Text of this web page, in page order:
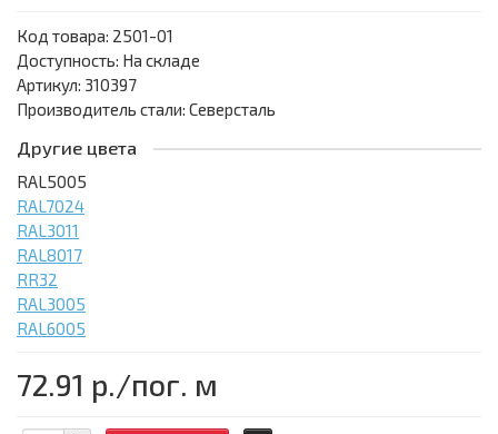
Код товара: 2501-01
Доступность: На складе
Артикул: 310397
Производитель стали: Северсталь
Другие цвета
RAL5005
RAL7024
RAL3011
RAL8017
RR32
RAL3005
RAL6005
72.91 р./пог. м